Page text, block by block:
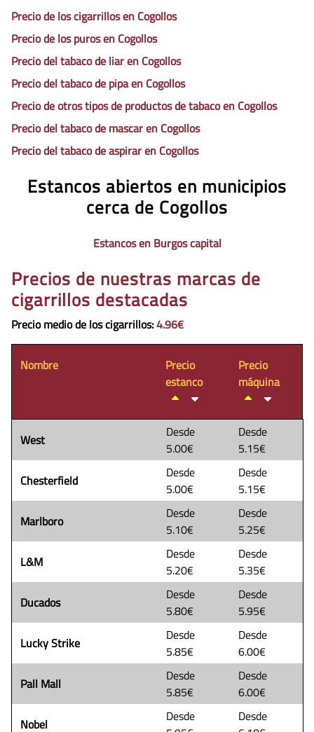
Precio de los cigarrillos en Cogollos
Precio de los puros en Cogollos
Precio del tabaco de liar en Cogollos
Precio del tabaco de pipa en Cogollos
Precio de otros tipos de productos de tabaco en Cogollos
Precio del tabaco de mascar en Cogollos
Precio del tabaco de aspirar en Cogollos
Estancos abiertos en municipios
cerca de Cogollos
Estancos en Burgos capital
Precios de nuestras marcas de
cigarrillos destacadas
Precio medio de los cigarrillos:4.96€
Nombre
Precio
estanco
Precio
máquina
West
Desde
5.00€
Desde
5.15€
Chesterfield
Desde
5.00€
Desde
5.15€
Marlboro
Desde
5.10€
Desde
5.25€
L&M
Desde
5.20€
Desde
5.35€
Ducados
Desde
5.80€
Desde
5.95€
Lucky Strike
Desde
5.85€
Desde
6.00€
Pall Mall
Desde
5.85€
Desde
6.00€
Nobel
Desde
Desde